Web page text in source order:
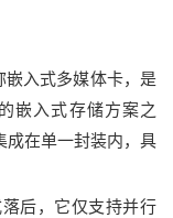
嵌入式多媒体卡，是
嵌入式存储方案之
成在单一封装内，具
后，它仅支持并行